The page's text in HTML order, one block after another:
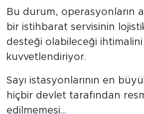
Bu durum, operasyonların
bir istihbarat servisinin
desteği olabileceği ihtimalini
kuvvetlendiriyor.
Sayı istasyonlarının en
hiçbir devlet tarafından
edilmemesi...